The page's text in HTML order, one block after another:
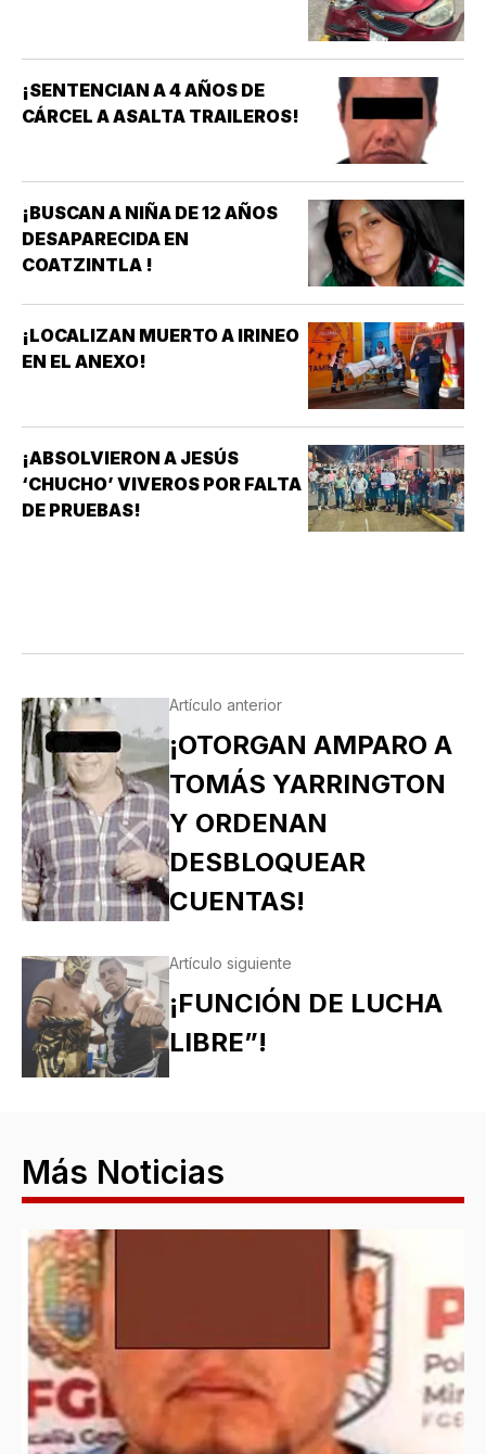
¡SENTENCIAN A 4 AÑOS DE
CÁRCEL A ASALTA TRAILEROS!
¡BUSCAN A NIÑA DE 12 AÑOS
DESAPARECIDA EN
COATZINTLA !
¡LOCALIZAN MUERTO A IRINEO
EN EL ANEXO!
¡ABSOLVIERON A JESÚS
‘CHUCHO’ VIVEROS POR FALTA
DE PRUEBAS!
Artículo anterior
¡OTORGAN AMPARO A
TOMÁS YARRINGTON
Y ORDENAN
DESBLOQUEAR
CUENTAS!
Artículo siguiente
¡FUNCIÓN DE LUCHA
LIBRE”!
Más Noticias